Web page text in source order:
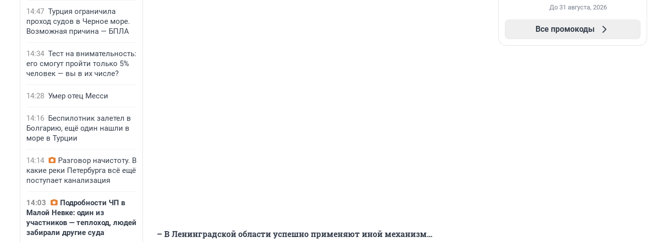
14:47 Турция ограничила
проход судов в Черное море.
Возможная причина — БПЛА
14:34 Тест на внимательность:
его смогут пройти только 5%
человек — вы в их числе?
14:28 Умер отец Месси
14:16 Беспилотник залетел в
Болгарию, ещё один нашли в
море в Турции
14:14
Разговор начистоту. В
какие реки Петербурга всё ещё
поступает канализация
14:03
Подробности ЧП в
Малой Невке: один из
участников — теплоход, людей
забирали другие суда
– В Ленинградской области успешно применяют иной механизм…
До 31 августа, 2026
Все промокоды